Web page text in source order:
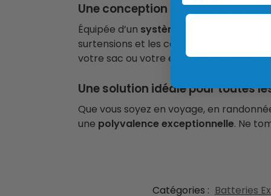
Une conception robuste et
Équipée d’un système de protection
surtensions et les courts-circuits. Son
votre sac ou votre espace de travail.
Une solution idéale pour toutes
Que vous soyez en voyage, en
une polyvalence exceptionnelle. Ne
Catégories : Batteries